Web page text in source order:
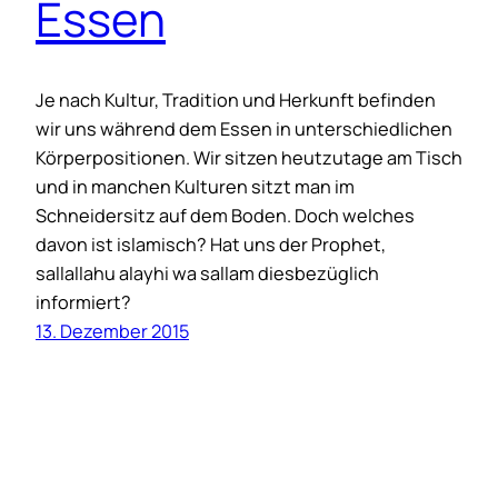
Essen
Je nach Kultur, Tradition und Herkunft befinden
wir uns während dem Essen in unterschiedlichen
Körperpositionen. Wir sitzen heutzutage am Tisch
und in manchen Kulturen sitzt man im
Schneidersitz auf dem Boden. Doch welches
davon ist islamisch? Hat uns der Prophet,
sallallahu alayhi wa sallam diesbezüglich
informiert?
13. Dezember 2015